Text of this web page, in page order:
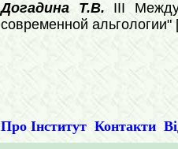
Догадина Т.В. III
современной альгологии"
Про Інститут Контакти